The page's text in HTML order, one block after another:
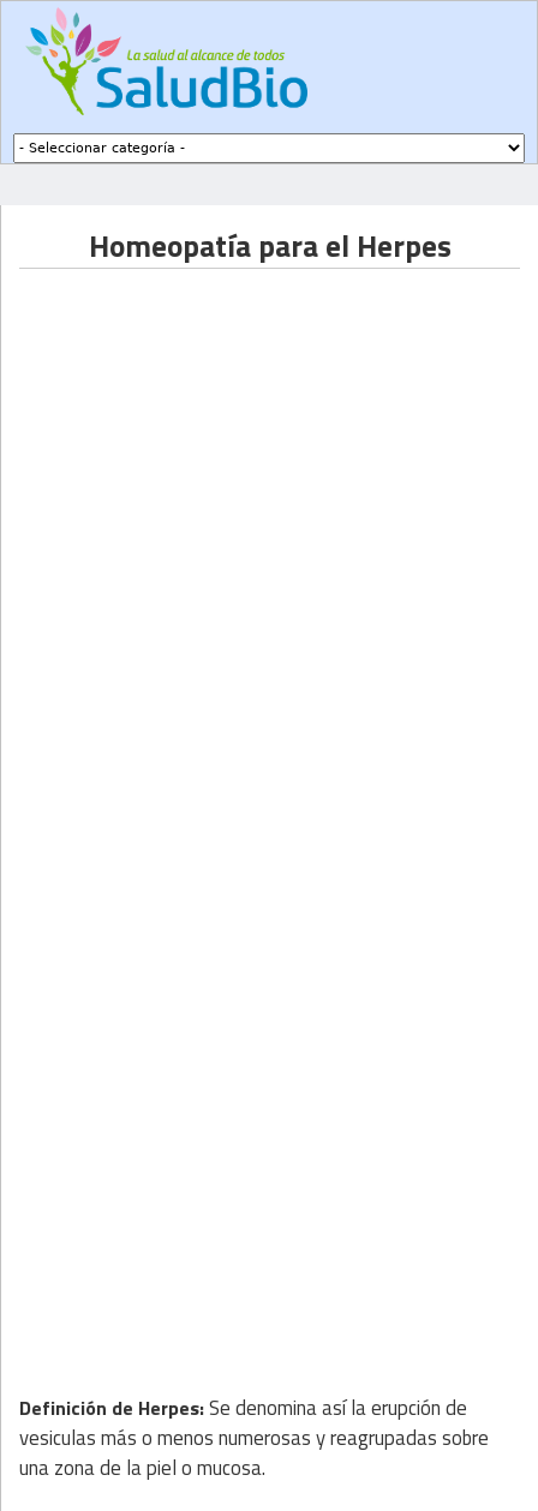
Homeopatía para el Herpes
Definición de Herpes:Se denomina así la erupción de
vesiculas más o menos numerosas y reagrupadas sobre
una zona de la piel o mucosa.